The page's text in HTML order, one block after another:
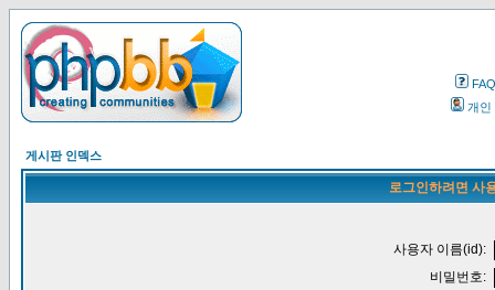
FAQ
개인
게시판 인덱스
로그인하려면 사
사용자 이름(id):
비밀번호: